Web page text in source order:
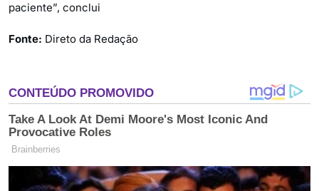
paciente”, conclui
Fonte: Direto da Redação